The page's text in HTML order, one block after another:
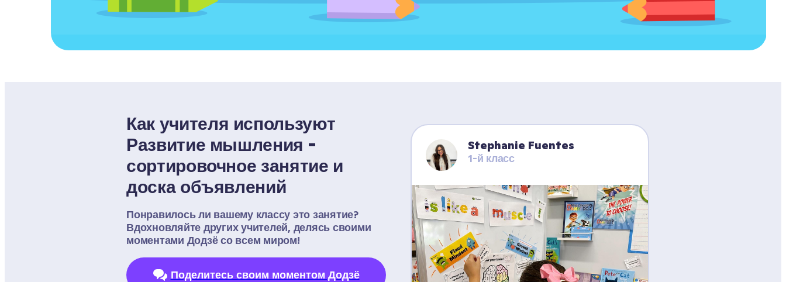
Как учителя используют
Развитие мышления -
сортировочное занятие и
доска объявлений
Понравилось ли вашему классу это занятие?
Вдохновляйте других учителей, делясь своими
моментами Додзё со всем миром!
Поделитесь своим моментом Додзё
Stephanie Fuentes
1-й класс